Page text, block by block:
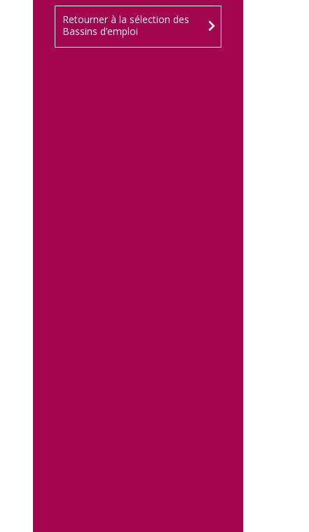
Retourner à la sélection des
Bassins d’emploi